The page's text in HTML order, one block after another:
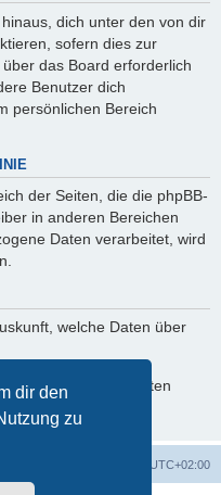
dir den
zu
dich unter den von dir
sofern dies zur
das Board erforderlich
Benutzer dich
persönlichen Bereich
der Seiten, die die phpBB-
in anderen Bereichen
Daten verarbeitet, wird
welche Daten über
Sperrung deiner Daten
Betreiber.
UTC+02:00